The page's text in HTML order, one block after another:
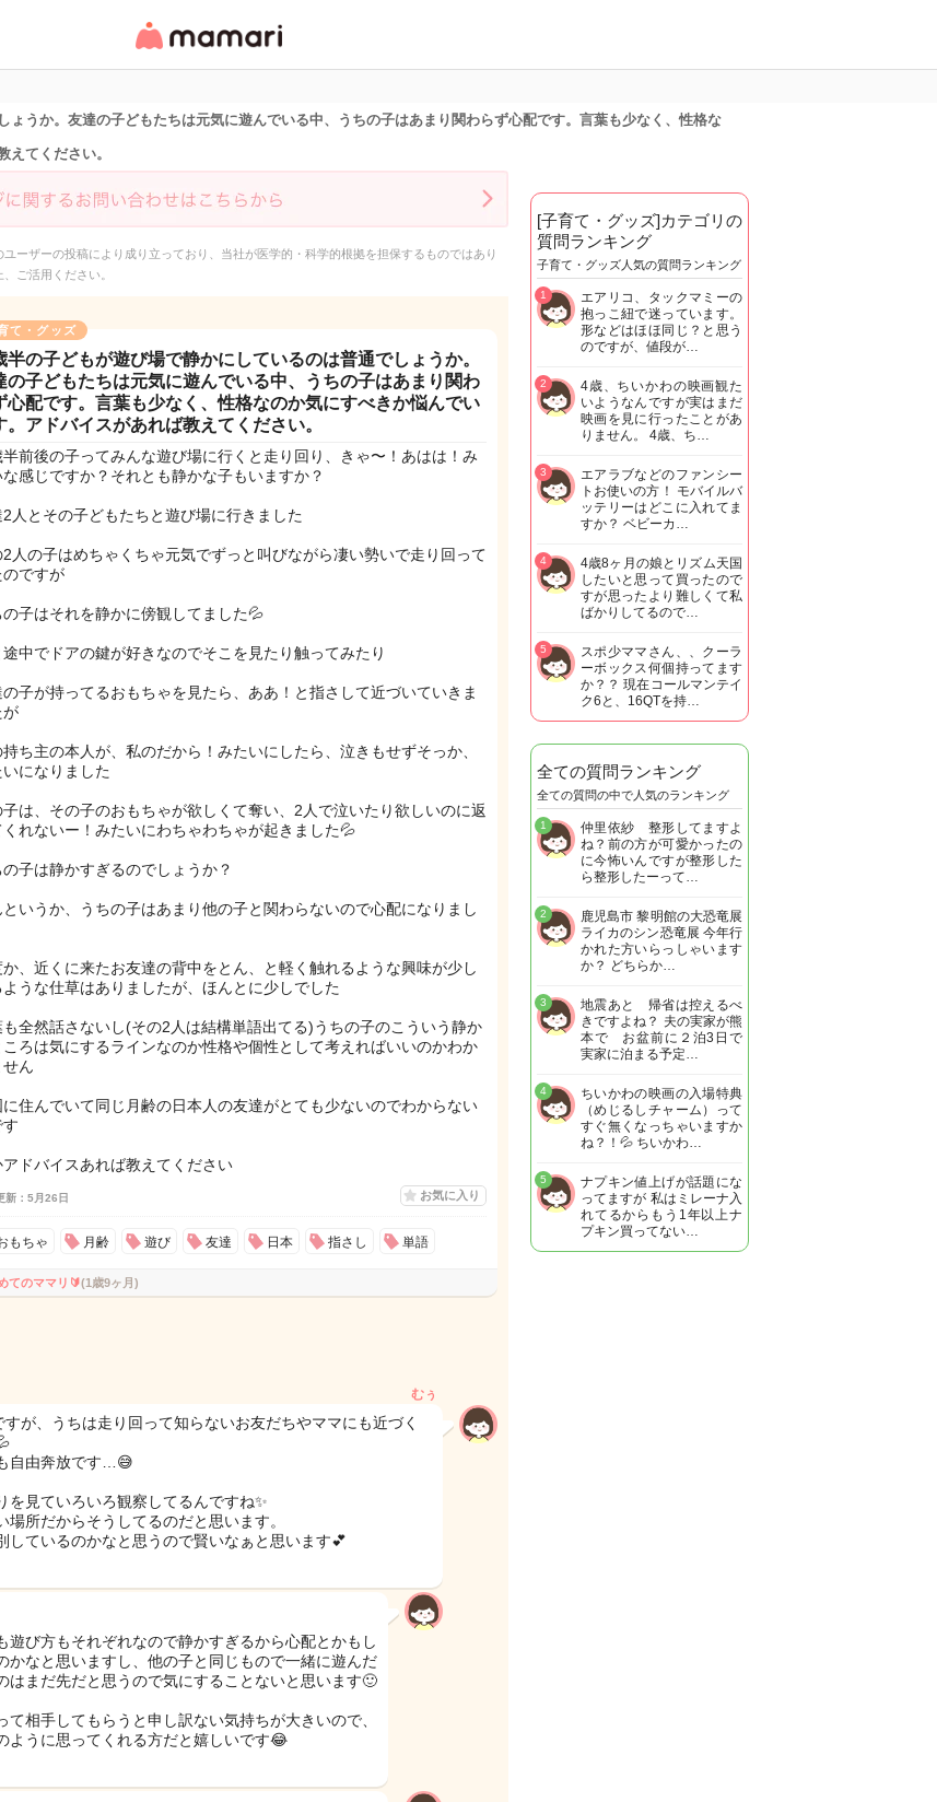
リ・情報サイト
うか。友達の子どもたちは元気に遊んでいる中、うちの子はあまり関わらず心配です。言葉も少なく、性格な
てください。
ーザーの投稿により成り立っており、当社が医学的・科学的根拠を担保するものではあり
ご活用ください。
て・グッズ
半の子どもが遊び場で静かにしているのは普通でしょうか。
の子どもたちは元気に遊んでいる中、うちの子はあまり関わ
心配です。言葉も少なく、性格なのか気にすべきか悩んでい
。アドバイスがあれば教えてください。
半前後の子ってみんな遊び場に行くと走り回り、きゃ〜！あはは！み
な感じですか？それとも静かな子もいますか？
2人とその子どもたちと遊び場に行きました
2人の子はめちゃくちゃ元気でずっと叫びながら凄い勢いで走り回って
のですが
の子はそれを静かに傍観してました💦
途中でドアの鍵が好きなのでそこを見たり触ってみたり
子が持ってるおもちゃを見たら、ああ！と指さして近づいていきま
が
持ち主の本人が、私のだから！みたいにしたら、泣きもせずそっか、
になりました
子は、その子のおもちゃが欲しくて奪い、2人で泣いたり欲しいのに返
くれないー！みたいにわちゃわちゃが起きました💦
の子は静かすぎるのでしょうか？
というか、うちの子はあまり他の子と関わらないので心配になりまし
、近くに来たお友達の背中をとん、と軽く触れるような興味が少し
ような仕草はありましたが、ほんとに少しでした
も全然話さないし(その2人は結構単語出てる)うちの子のこういう静か
ころは気にするラインなのか性格や個性として考えればいいのかわか
せん
に住んでいて同じ月齢の日本人の友達がとても少ないのでわからない
す
アドバイスあれば教えてください
新：5月26日 お気に入り
もちゃ 月齢 遊び 友達 日本 指さし 単語
てのママリ🔰(1歳9ヶ月)
むぅ
すが、うちは走り回って知らないお友だちやママにも近づく
自由奔放です…😅
を見ていろいろ観察してるんですね✨
場所だからそうしてるのだと思います。
しているのかなと思うので賢いなぁと思います💕
遊び方もそれぞれなので静かすぎるから心配とかもし
かなと思いますし、他の子と同じもので一緒に遊んだ
はまだ先だと思うので気にすることないと思います🙂
て相手してもらうと申し訳ない気持ちが大きいので、
ように思ってくれる方だと嬉しいです😂
[子育て・グッズ]カテゴリの
質問ランキング
子育て・グッズ人気の質問ランキング
エアリコ、タックマミーの
抱っこ紐で迷っています。
形などはほほ同じ？と思う
のですが、値段が…
1
4歳、ちいかわの映画観た
いようなんですが実はまだ
映画を見に行ったことがあ
りません。 4歳、ち…
2
エアラブなどのファンシー
トお使いの方！ モバイルバ
ッテリーはどこに入れてま
すか？ ベビーカ…
3
4歳8ヶ月の娘とリズム天国
したいと思って買ったので
すが思ったより難しくて私
ばかりしてるので…
4
スポ少ママさん、、クーラ
ーボックス何個持ってます
か？？ 現在コールマンテイ
ク6と、16QTを持…
5
全ての質問ランキング
全ての質問の中で人気のランキング
仲里依紗 整形してますよ
ね？前の方が可愛かったの
に今怖いんですが整形した
ら整形したーって…
1
鹿児島市 黎明館の大恐竜展
ライカのシン恐竜展 今年行
かれた方いらっしゃいます
か？ どちらか…
2
地震あと 帰省は控えるべ
きですよね？ 夫の実家が熊
本で お盆前に２泊3日で
実家に泊まる予定…
3
ちいかわの映画の入場特典
（めじるしチャーム）って
すぐ無くなっちゃいますか
ね？！💦 ちいかわ…
4
ナプキン値上げが話題にな
ってますが 私はミレーナ入
れてるからもう1年以上ナ
プキン買ってない…
5